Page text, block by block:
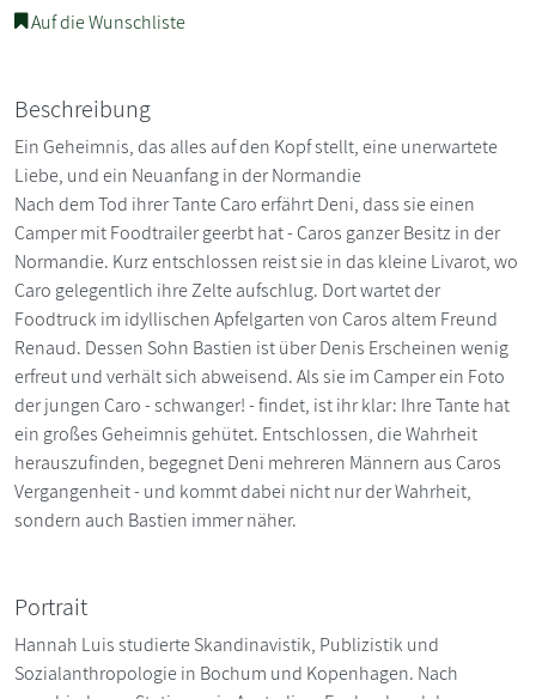
Auf die Wunschliste
Beschreibung
Ein Geheimnis, das alles auf den Kopf stellt, eine unerwartete
Liebe, und ein Neuanfang in der Normandie
Nach dem Tod ihrer Tante Caro erfährt Deni, dass sie einen
Camper mit Foodtrailer geerbt hat - Caros ganzer Besitz in der
Normandie. Kurz entschlossen reist sie in das kleine Livarot, wo
Caro gelegentlich ihre Zelte aufschlug. Dort wartet der
Foodtruck im idyllischen Apfelgarten von Caros altem Freund
Renaud. Dessen Sohn Bastien ist über Denis Erscheinen wenig
erfreut und verhält sich abweisend. Als sie im Camper ein Foto
der jungen Caro - schwanger! - findet, ist ihr klar: Ihre Tante hat
ein großes Geheimnis gehütet. Entschlossen, die Wahrheit
herauszufinden, begegnet Deni mehreren Männern aus Caros
Vergangenheit - und kommt dabei nicht nur der Wahrheit,
sondern auch Bastien immer näher.
Portrait
Hannah Luis studierte Skandinavistik, Publizistik und
Sozialanthropologie in Bochum und Kopenhagen. Nach